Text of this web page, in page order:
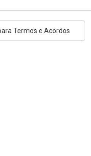
Termos e Acordos